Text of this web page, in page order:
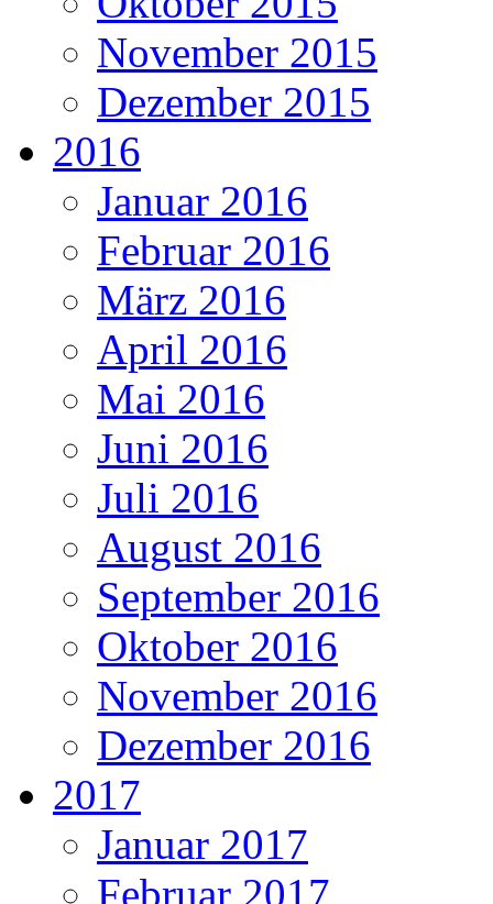
November 2015
Dezember 2015
2016
Januar 2016
Februar 2016
März 2016
April 2016
Mai 2016
Juni 2016
Juli 2016
August 2016
September 2016
Oktober 2016
November 2016
Dezember 2016
2017
Januar 2017
Februar 2017